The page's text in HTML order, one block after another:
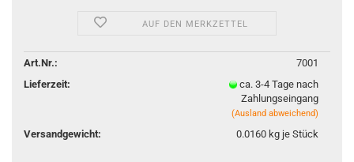
AUF DEN MERKZETTEL
Art.Nr.:
7001
Lieferzeit:
ca. 3-4 Tage nach
Zahlungseingang
(Ausland abweichend)
Versandgewicht: 0.0160kg je Stück